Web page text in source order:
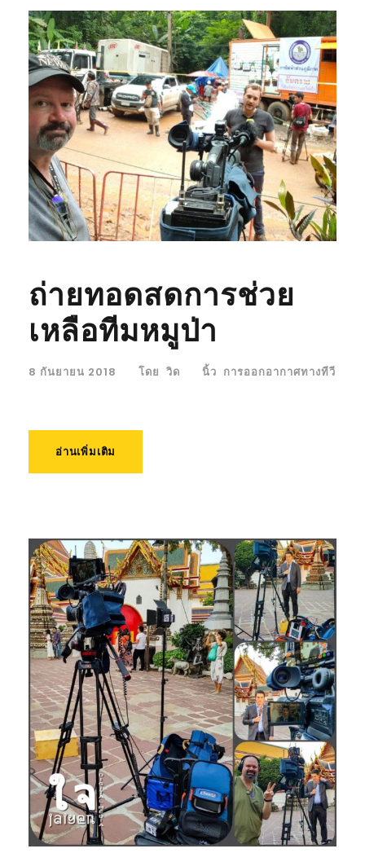
ถ่ายทอดสดการช่วย
เหลือทีมหมูป่า
8 กันยายน 2018 โดย วิด นิ้ว การออกอากาศทางทีวี
อ่านเพิ่มเติม